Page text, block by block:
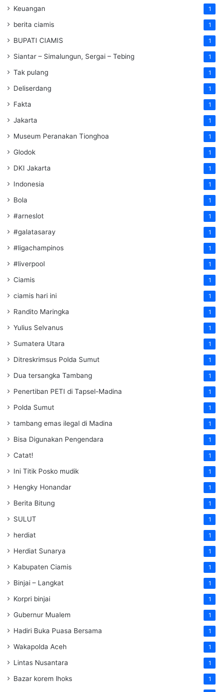
Keuangan 1
berita ciamis 1
BUPATI CIAMIS 1
Siantar – Simalungun, Sergai – Tebing 1
Tak pulang 1
Deliserdang 1
Fakta 1
Jakarta 1
Museum Peranakan Tionghoa 1
Glodok 1
DKI Jakarta 1
Indonesia 1
Bola 1
#arneslot 1
#galatasaray 1
#ligachampinos 1
#liverpool 1
Ciamis 1
ciamis hari ini 1
Randito Maringka 1
Yulius Selvanus 1
Sumatera Utara 1
Ditreskrimsus Polda Sumut 1
Dua tersangka Tambang 1
Penertiban PETI di Tapsel-Madina 1
Polda Sumut 1
tambang emas ilegal di Madina 1
Bisa Digunakan Pengendara 1
Catat! 1
Ini Titik Posko mudik 1
Hengky Honandar 1
Berita Bitung 1
SULUT 1
herdiat 1
Herdiat Sunarya 1
Kabupaten Ciamis 1
Binjai – Langkat 1
Korpri binjai 1
Gubernur Mualem 1
Hadiri Buka Puasa Bersama 1
Wakapolda Aceh 1
Lintas Nusantara 1
Bazar korem lhoks 1